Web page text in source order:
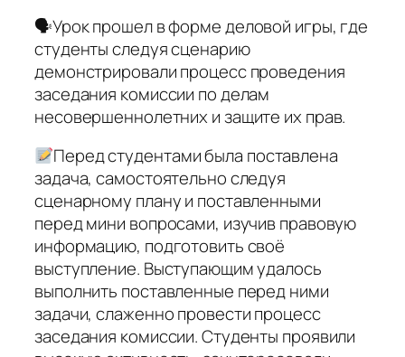
🗣Урок прошел в форме деловой игры, где
студенты следуя сценарию
демонстрировали процесс проведения
заседания комиссии по делам
несовершеннолетних и защите их прав.
Перед студентами была поставлена
задача, самостоятельно следуя
сценарному плану и поставленными
перед мини вопросами, изучив правовую
информацию, подготовить своё
выступление. Выступающим удалось
выполнить поставленные перед ними
задачи, слаженно провести процесс
заседания комиссии. Студенты проявили